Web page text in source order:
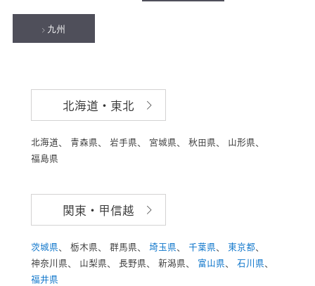
北海道・東北
北海道、 青森県、 岩手県、 宮城県、 秋田県、
山形県、
福島県
関東・甲信越
茨城県 栃木県、 群馬県、 埼玉県 千葉県 東京都
神奈川県、
山梨県、 長野県、 新潟県、 富山県 石川県
福井県
九州